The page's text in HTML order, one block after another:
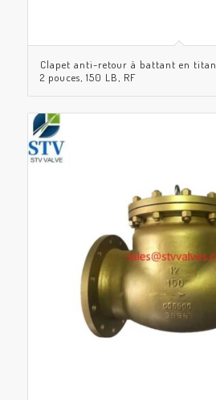
Clapet anti-retour à battant en titane
2 pouces, 150 LB, RF